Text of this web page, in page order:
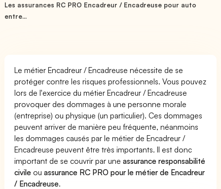
Les assurances RC PRO Encadreur / Encadreuse pour auto
entre...
Le métier Encadreur / Encadreuse nécessite de se
protéger contre les risques professionnels. Vous pouvez
lors de l'exercice du métier Encadreur / Encadreuse
provoquer des dommages à une personne morale
(entreprise) ou physique (un particulier). Ces dommages
peuvent arriver de manière peu fréquente, néanmoins
les dommages causés par le métier de Encadreur /
Encadreuse peuvent être très importants. Il est donc
important de se couvrir par uneassurance responsabilité
civile ouassurance RC PRO pour le métier de Encadreur
/ Encadreuse.